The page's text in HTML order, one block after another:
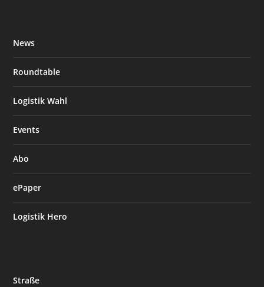
News
Roundtable
Logistik Wahl
Events
Abo
ePaper
Logistik Hero
Straße